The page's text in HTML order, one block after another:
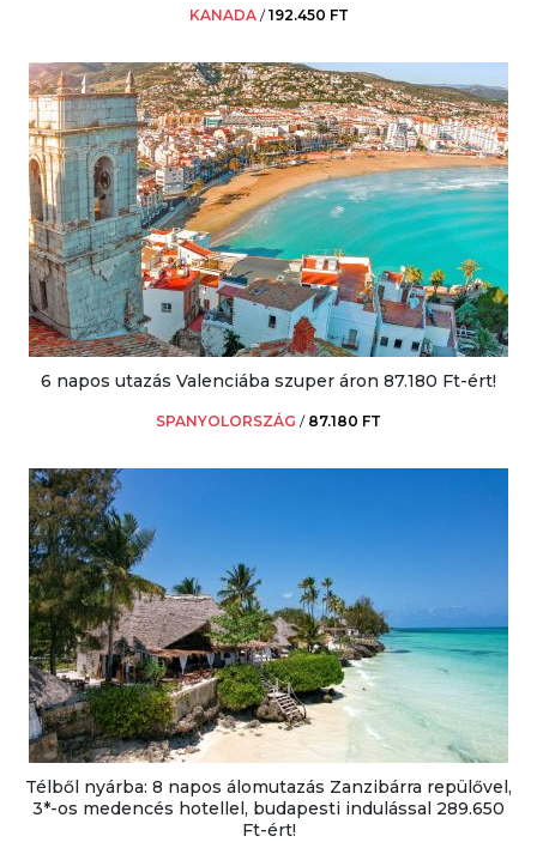
KANADA /192.450 FT
6 napos utazás Valenciába szuper áron 87.180 Ft-ért!
SPANYOLORSZÁG / 87.180 FT
Télből nyárba: 8 napos álomutazás Zanzibárra repülővel,
3*-os medencés hotellel, budapesti indulással 289.650
Ft-ért!